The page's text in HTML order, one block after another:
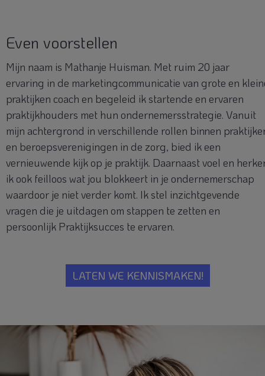
Even voorstellen
Mijn naam is Mathanje Huisman. Met ruim 20 jaar
ervaring in de marketingcommunicatie van grote en
praktijken coach en begeleid ik startende en ervaren
praktijkhouders met hun ondernemersstrategie. Vanuit
mijn achtergrond in verschillende rollen binnen
en beroepsverenigingen in de zorg, bied ik een
vernieuwende kijk op je praktijk. Daarnaast voel en
ik ook feilloos wat jou blokkeert in je ondernemerschap
waardoor je niet verder komt. Ik stel inzichtgevende
vragen die je uitdagen om stappen te zetten en
persoonlijk Praktijksucces te ervaren.
LATEN WE KENNISMAKEN!